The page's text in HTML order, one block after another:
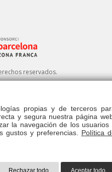
reservados.
Política de cookies|Canal ético|
|Normativa
propias y de terceros
y segura nuestra página
la navegación de los usuarios
gustos y preferencias. Política
Rechazar todo Aceptar todo